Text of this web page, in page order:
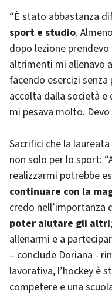
“È stato abbastanza
sport e studio.
dopo lezione
altrimenti mi allenavo
facendo esercizi
accolta dalla società
mi pesava molto.
Sacrifici che la
non solo per lo sport:
realizzarmi potrebbe
continuare con la
credo nell’importanza
poter aiutare gli altri
allenarmi e a
– conclude Doriana -
lavorativa, l’hockey è
competere e una